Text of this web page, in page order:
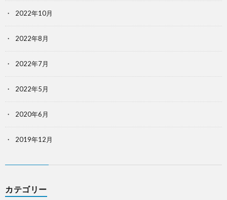
2022年10月
2022年8月
2022年7月
2022年5月
2020年6月
2019年12月
カテゴリー